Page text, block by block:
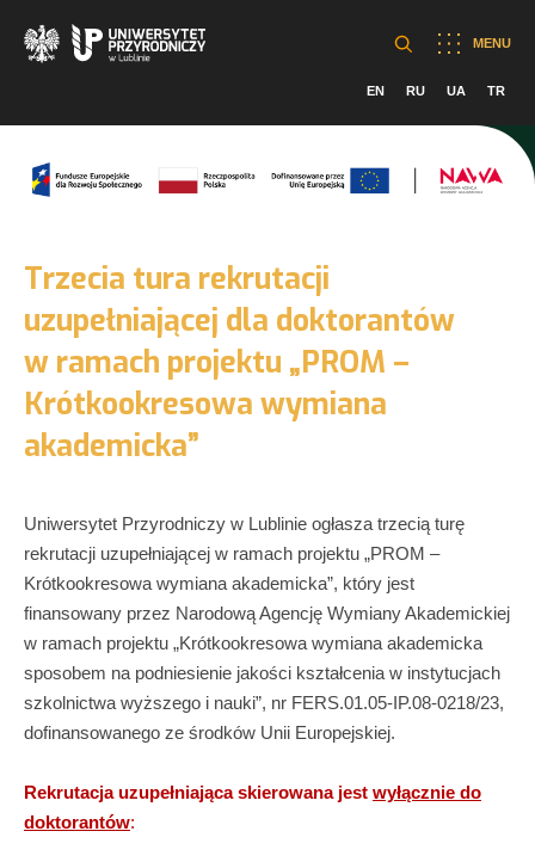
MENU
EN RU UA TR
Trzecia tura rekrutacji
uzupełniającej dla doktorantów
w ramach projektu „PROM –
Krótkookresowa wymiana
akademicka”
Uniwersytet Przyrodniczy w Lublinie ogłasza trzecią turę
rekrutacji uzupełniającej w ramach projektu „PROM –
Krótkookresowa wymiana akademicka”, który jest
finansowany przez Narodową Agencję Wymiany Akademickiej
w ramach projektu „Krótkookresowa wymiana akademicka
sposobem na podniesienie jakości kształcenia w instytucjach
szkolnictwa wyższego i nauki”, nr FERS.01.05-IP.08-0218/23,
dofinansowanego ze środków Unii Europejskiej.
Rekrutacja uzupełniająca skierowana jest wyłącznie do
doktorantów: